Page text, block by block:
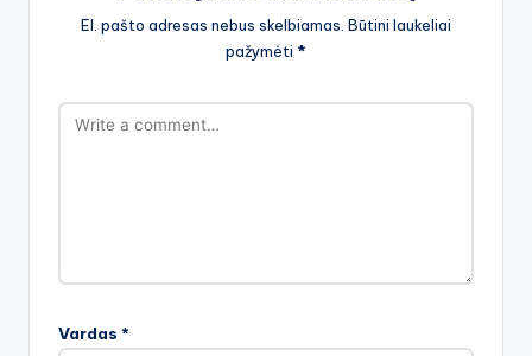
El. pašto adresas nebus skelbiamas. Būtini laukeliai
pažymėti *
Vardas *